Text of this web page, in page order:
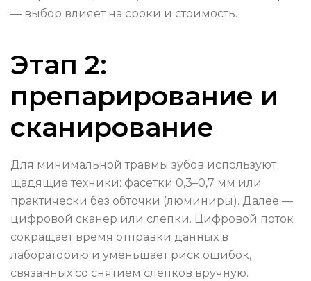
— выбор влияет на сроки и стоимость.
Этап 2:
препарирование и
сканирование
Для минимальной травмы зубов используют
щадящие техники: фасетки 0,3–0,7 мм или
практически без обточки (люминиры). Далее —
цифровой сканер или слепки. Цифровой поток
сокращает время отправки данных в
лабораторию и уменьшает риск ошибок,
связанных со снятием слепков вручную.